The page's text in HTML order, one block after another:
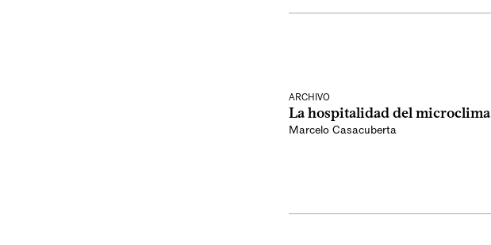
ARCHIVO
La hospitalidad del microclima
Marcelo Casacuberta